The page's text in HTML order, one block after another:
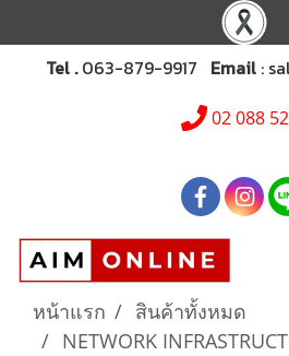
Tel .063-879-9917 Email :
02 088
หน้าแรก
สินค้าทั้งหมด
NETWORK